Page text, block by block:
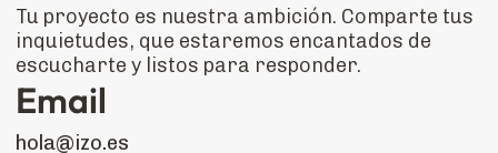
Tu proyecto es nuestra ambición. Comparte tus
inquietudes, que estaremos encantados de
escucharte y listos para responder.
Email
hola@izo.es